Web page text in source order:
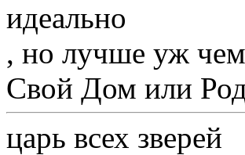
идеально
, но лучше уж
Свой Дом или
царь всех зверей